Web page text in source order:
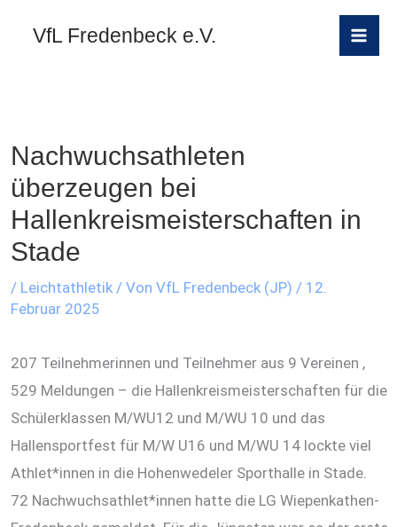
InhaltVfL Fredenbeck e.V.
Nachwuchsathleten
überzeugen bei
Hallenkreismeisterschaften in
Stade
/ Leichtathletik / Von VfL Fredenbeck (JP) / 12.
Februar 2025
207 Teilnehmerinnen und Teilnehmer aus 9 Vereinen ,
529 Meldungen – die Hallenkreismeisterschaften für die
Schülerklassen M/WU12 und M/WU 10 und das
Hallensportfest für M/W U16 und M/WU 14 lockte viel
Athlet*innen in die Hohenwedeler Sporthalle in Stade.
72 Nachwuchsathlet*innen hatte die LG Wiepenkathen-
v
e